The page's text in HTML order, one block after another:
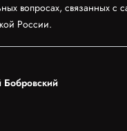
вопросах, связанных с
России.
Бобровский